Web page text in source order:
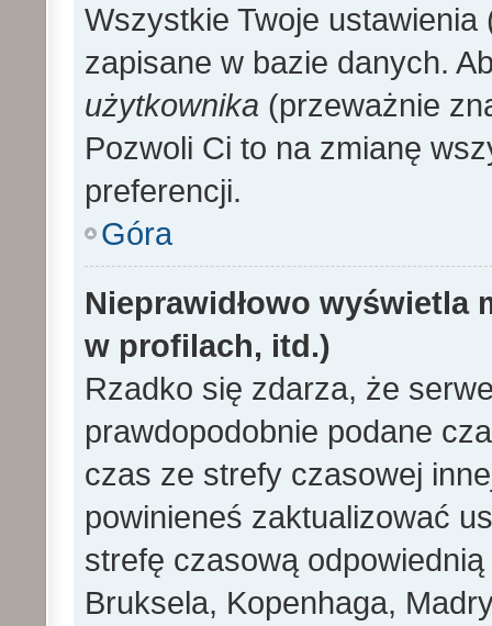
Wszystkie Twoje
zapisane w bazie danych.
użytkownika (przeważnie
Pozwoli Ci to na zmianę
preferencji.
Góra
Nieprawidłowo wyświetla
w profilach, itd.)
Rzadko się zdarza, że
prawdopodobnie podane
czas ze strefy czasowej
powinieneś zaktualizować
strefę czasową
Bruksela, Kopenhaga,